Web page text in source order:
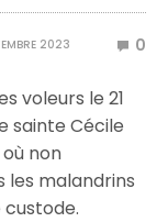
2023 0
voleurs le 21
sainte Cécile
non
les malandrins